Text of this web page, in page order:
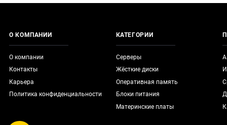
О КОМПАНИИ
О компании
Контакты
Карьера
Политика конфиденциальности
КАТЕГОРИИ
Серверы
Жёсткие диски
Оперативная память
Блоки питания
Материнские платы